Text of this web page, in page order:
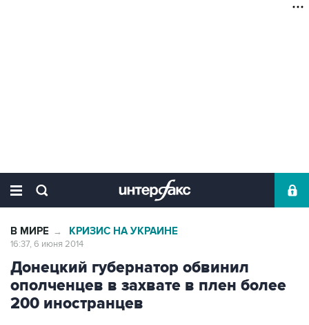
В МИРЕ → КРИЗИС НА УКРАИНЕ
16:37, 6 июня 2014
Донецкий губернатор обвинил
ополченцев в захвате в плен более
200 иностранцев